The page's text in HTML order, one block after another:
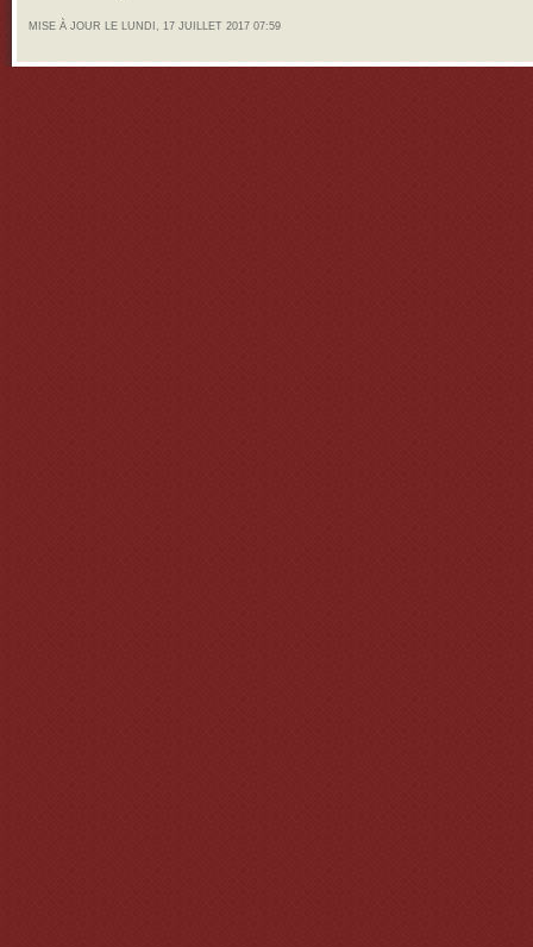
MISE À JOUR LE LUNDI, 17 JUILLET 2017 07:59